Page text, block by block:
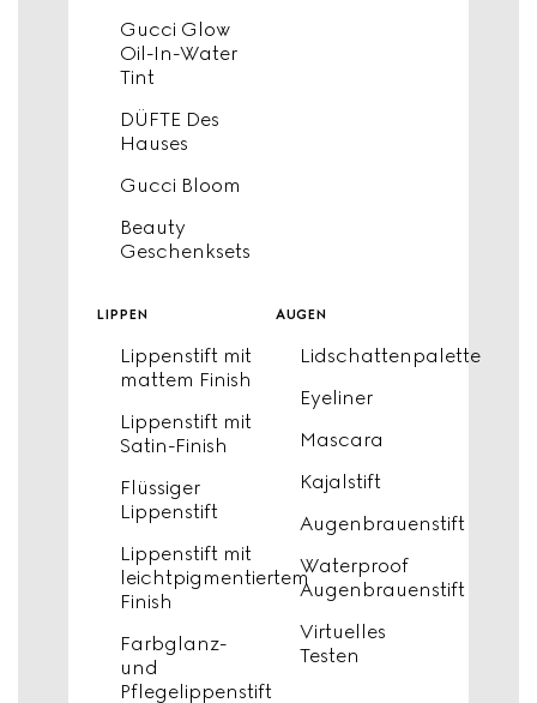
Gucci Glow
Oil-In-Water
Tint
DÜFTE Des
Hauses
Gucci Bloom
Beauty
Geschenksets
lippen
Lippenstift mit
mattem Finish
Lippenstift mit
Satin-Finish
Flüssiger
Lippenstift
Lippenstift mit
leichtpigmentiertem
Finish
Farbglanz-
und
Pflegelippenstift
augen
Lidschattenpalette
Eyeliner
Mascara
Kajalstift
Augenbrauenstift
Waterproof
Augenbrauenstift
Virtuelles
Testen